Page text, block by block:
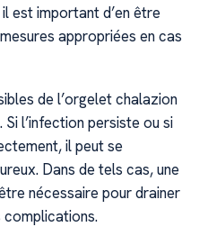
est important d’en être
appropriées en cas
de l’orgelet chalazion
l’infection persiste ou si
il peut se
Dans de tels cas, une
nécessaire pour drainer
complications.